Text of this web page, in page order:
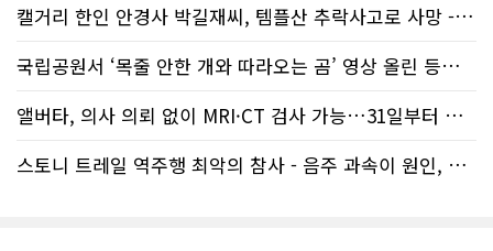
등재가 지연되곤 했으나 동포사회의 뜨
신기사를 매일 웹에 올리는 것으로 정책
을 변경했다. 이에 따라 독자들은 CN드
림 사이트 방문을 통해 매일 따끈따끈한
캐나다 전국 뉴스와 앨버타주 지역 최신
지는 뜨거운 성원에 보답고저 최근 웹 사
캘거리 한인 안경사 박길재씨, 템플산 추락사고로 사망 - 헬기 구조..
국립공원서 ‘목줄 안한 개와 따라오는 곰’ 영상 올린 등산객 기소돼
앨버타, 의사 의뢰 없이 MRI·CT 검사 가능…31일부터 자비 부..
스토니 트레일 역주행 최악의 참사 - 음주 과속이 원인, 4명 사망..